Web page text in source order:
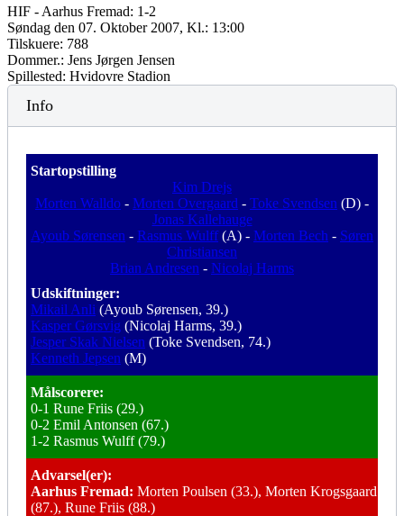
HIF - Aarhus Fremad: 1-2
Søndag den 07. Oktober 2007, Kl.: 13:00
Tilskuere: 788
Dommer.: Jens Jørgen Jensen
Spillested: Hvidovre Stadion
Info
Startopstilling
Kim Drejs
Morten Walldo - Morten Overgaard - Toke Svendsen (D) -
Jonas Kallehauge
Ayoub Sørensen - Rasmus Wulff(A) - Morten Bech - Søren
Christiansen
Brian Andresen - Nicolaj Harms
Udskiftninger:
Mikail Anli (Ayoub Sørensen, 39.)
Kasper Gørsvig (Nicolaj Harms, 39.)
Jesper Skak Nielsen (Toke Svendsen, 74.)
Kenneth Jepsen (M)
Målscorere:
0-1 Rune Friis (29.)
0-2 Emil Antonsen (67.)
1-2 Rasmus Wulff (79.)
Advarsel(er):
Aarhus Fremad: Morten Poulsen (33.), Morten Krogsgaard
(87.), Rune Friis (88.)